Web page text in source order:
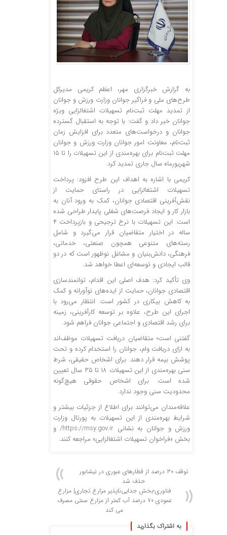
به گزارش خبرگزاری مهر، اعظم کریمی مدیرکل
طرح‌های ملی و فراگیر جوانان وزارت ورزش و جوانان
از تمدید مهلت ثبت‌نام تسهیلات اشتغالزایی ویژه
جوانان خبر داد و گفت: با توجه به استقبال گسترده
جوانان و درخواست‌های متعدد برای افزایش زمان
ثبت‌نام، معاونت امور جوانان وزارت ورزش و جوانان
مهلت ثبت‌نام برای بهره‌مندی از این تسهیلات را تا ۱۵
شهریورماه سال جاری تمدید کرد.
کریمی با اشاره به اهداف این طرح افزود: پرداخت
تسهیلات اشتغالزایی در راستای حمایت از
نقش‌آفرینی اقتصادی جوانان، کمک به ورود آنان به
بازار کار و ایجاد فرصت‌های شغلی پایدار طراحی شده
است. این تسهیلات با نرخ ترجیحی و بازپرداخت ۴
ساله در اختیار متقاضیان قرار می‌گیرد و شامل
رسته‌های متنوعی همچون صنعتی، خدماتی،
فرهنگی، دانش‌بنیان و مشاغل نوظهور است که در دو
قالب ایجادی و توسعه‌ای اعطا خواهد شد.
وی تأکید کرد: هدف اصلی این اقدام، توانمندسازی
اقتصادی جوانان، حمایت از ایده‌های نوآورانه و کمک
به کاهش بیکاری در کشور است. انتظار می‌رود با
اجرای این طرح، علاوه بر توسعه کارآفرینی، زمینه
برای رشد اقتصادی و اجتماعی جوانان فراهم شود.
گفتنی است؛ متقاضیان دریافت تسهیلات موظف‌اند
به ازای دریافت وام، جوانان را استخدام کرده و تحت
پوشش بیمه قرار دهند. برای اشخاص حقیقی، شرط
سنی بهره‌مندی از این تسهیلات ۱۸ تا ۳۵ سال تعیین
شده است. برای اشخاص حقوقی هیچ‌گونه
محدودیت سنی وجود ندارد.
علاقه‌مندان می‌توانند برای اطلاع از جزئیات بیشتر و
شرایط بهره‌مندی از این تسهیلات به پورتال وزارت
ورزش و جوانان به نشانی https://msy.gov.ir/ و
بخش «فراخوان تسهیلات اشتغالزایی» مراجعه کنند.
توقف ۳۰ درصد از قطارهای عبوری در نیشابور
حذف شد
فناوری؛بخش جدایی‌ناپذیر مزارع تجاری| مزارع
عمودی ۷۰ درصد آب کمتر از مزارع سنتی مصرف
می کند
به اشتراک بگذارید